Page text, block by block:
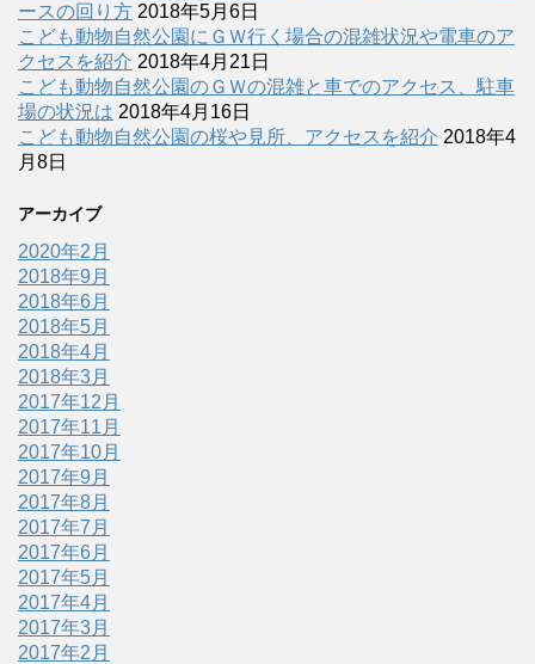
ースの回り方 2018年5月6日
こども動物自然公園にＧＷ行く場合の混雑状況や電車のア
クセスを紹介 2018年4月21日
こども動物自然公園のＧＷの混雑と車でのアクセス、駐車
場の状況は 2018年4月16日
こども動物自然公園の桜や見所、アクセスを紹介 2018年4
月8日
アーカイブ
2020年2月
2018年9月
2018年6月
2018年5月
2018年4月
2018年3月
2017年12月
2017年11月
2017年10月
2017年9月
2017年8月
2017年7月
2017年6月
2017年5月
2017年4月
2017年3月
2017年2月